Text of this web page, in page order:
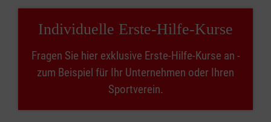
Individuelle Erste-Hilfe-Kurse
Fragen Sie hier exklusive Erste-Hilfe-Kurse an -
zum Beispiel für Ihr Unternehmen oder Ihren
Sportverein.